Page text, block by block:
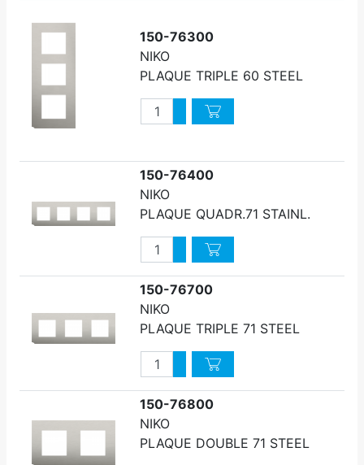
150-76300
NIKO
PLAQUE TRIPLE 60 STEEL
QuantitéAugmenter quantité
Diminuer quantité
150-76400
NIKO
PLAQUE QUADR.71 STAINL.
QuantitéAugmenter quantité
Diminuer quantité
150-76700
NIKO
PLAQUE TRIPLE 71 STEEL
QuantitéAugmenter quantité
Diminuer quantité
150-76800
NIKO
PLAQUE DOUBLE 71 STEEL